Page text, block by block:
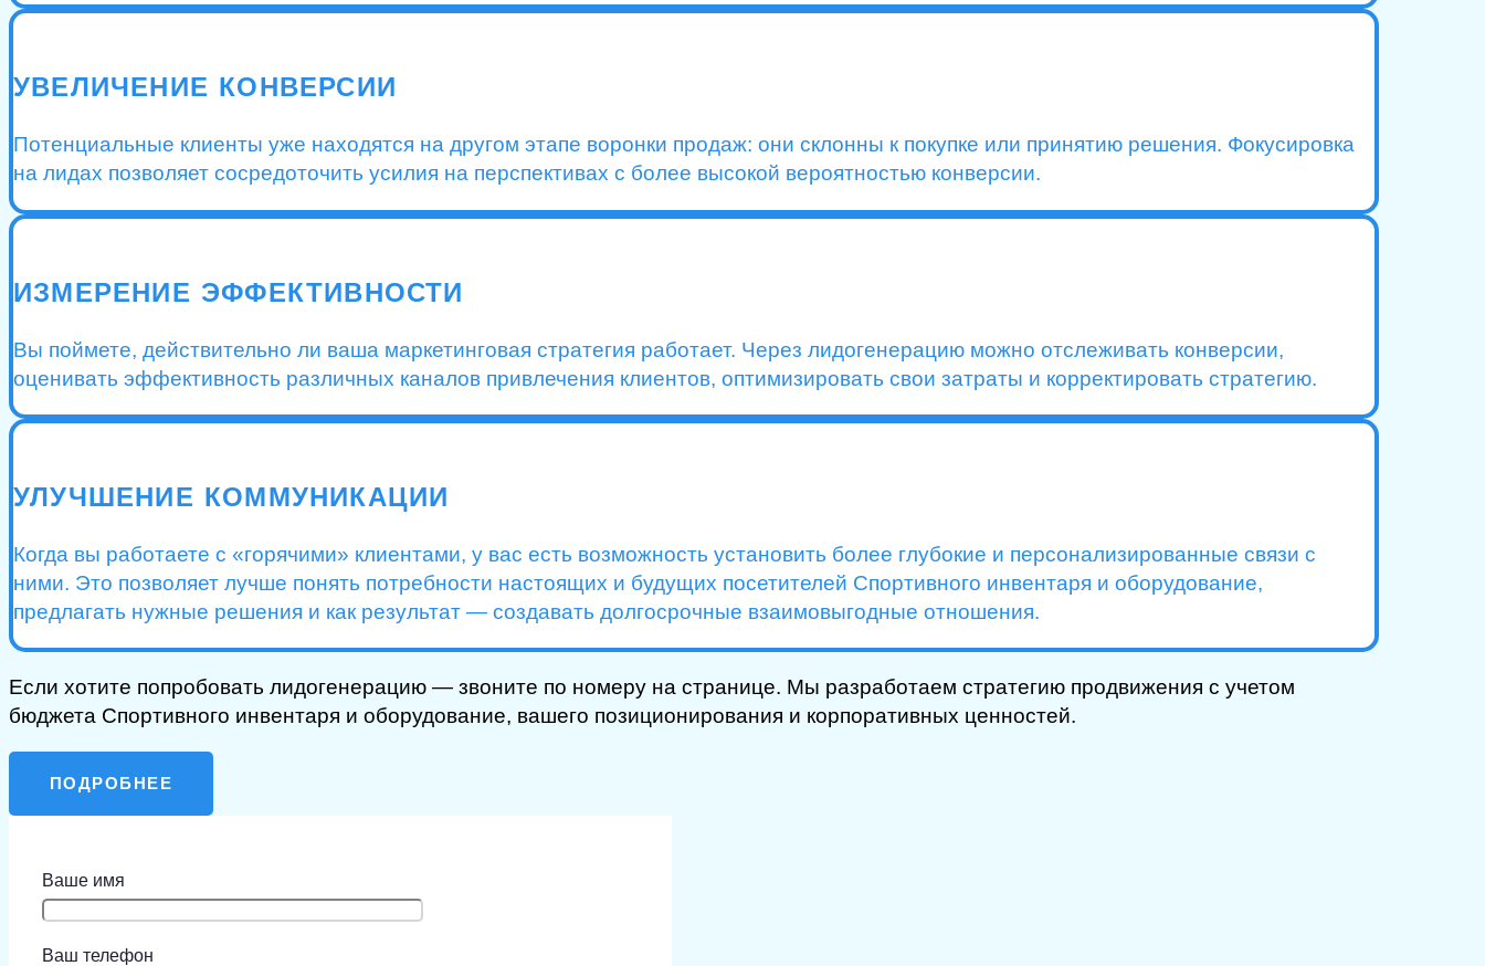
УВЕЛИЧЕНИЕ КОНВЕРСИИ
Потенциальные клиенты уже находятся на другом этапе воронки продаж: они склонны к покупке или принятию решения. Фокусировка
на лидах позволяет сосредоточить усилия на перспективах с более высокой вероятностью конверсии.
ИЗМЕРЕНИЕ ЭФФЕКТИВНОСТИ
Вы поймете, действительно ли ваша маркетинговая стратегия работает. Через лидогенерацию можно отслеживать конверсии,
оценивать эффективность различных каналов привлечения клиентов, оптимизировать свои затраты и корректировать стратегию.
УЛУЧШЕНИЕ КОММУНИКАЦИИ
Когда вы работаете с «горячими» клиентами, у вас есть возможность установить более глубокие и персонализированные связи с
ними. Это позволяет лучше понять потребности настоящих и будущих посетителей Спортивного инвентаря и оборудование,
предлагать нужные решения и как результат — создавать долгосрочные взаимовыгодные отношения.
Если хотите попробовать лидогенерацию — звоните по номеру на странице. Мы разработаем стратегию продвижения с учетом
бюджета Спортивного инвентаря и оборудование, вашего позиционирования и корпоративных ценностей.
ПОДРОБНЕЕ
Ваше имя
Ваш телефон